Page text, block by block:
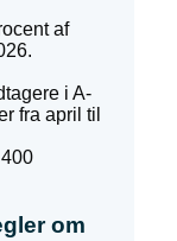
af
i A-
fra april til
om